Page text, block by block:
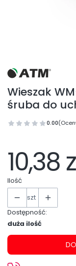
Wieszak
śruba do
0.00
10,38
Ilość
szt
Dostępność:
duża ilość